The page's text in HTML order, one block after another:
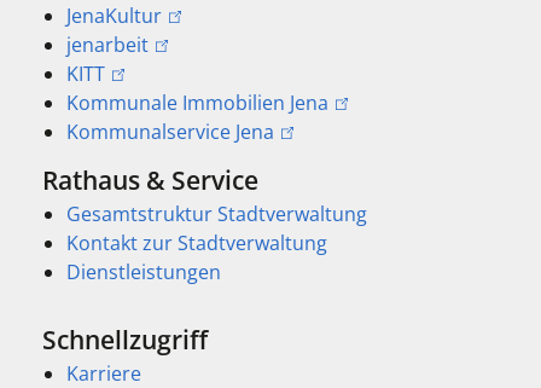
JenaKultur
jenarbeit
KITT
Kommunale Immobilien Jena
Kommunalservice Jena
Rathaus & Service
Gesamtstruktur Stadtverwaltung
Kontakt zur Stadtverwaltung
Dienstleistungen
Schnellzugriff
Karriere